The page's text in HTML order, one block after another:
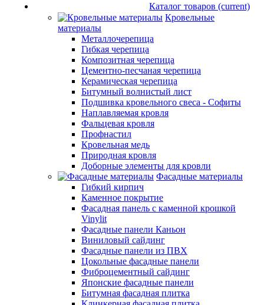
Каталог товаров (current)
Кровельные
материалы
Металлочерепица
Гибкая черепица
Композитная черепица
Цементно-песчаная черепица
Керамическая черепица
Битумный волнистый лист
Подшивка кровельного свеса - Софиты
Наплавляемая кровля
Фальцевая кровля
Профнастил
Кровельная медь
Природная кровля
Доборные элементы для кровли
Фасадные материалы
Гибкий кирпич
Каменное покрытие
Фасадная панель с каменной крошкой
Vinylit
Фасадные панели Каньон
Виниловый сайдинг
Фасадные панели из ПВХ
Цокольные фасадные панели
Фиброцементный сайдинг
Японские фасадные панели
Битумная фасадная плитка